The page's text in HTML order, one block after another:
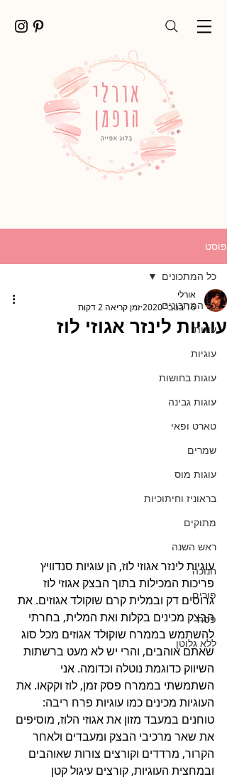
פוסט
כל המתכונים
עוגות
עוגיות
עוגות בחושות
עוגות גבינה
טארט ופאי
שמרים
עוגות מוס
בראוניז וחיתוכיות
מתוקים
ראש השנה
חנוכה
פורים
פסח
ללא גלוטן
כל המתכונים
עוגיות לינזר אגוזי לוז
אורלי
16 בנוב׳ 2020
זמן קריאה 2 דקות
עוגיות לינזר אגוזי לוז, הן עוגיות סנדוויץ
פריכות המכילות בתוך הבצק אגוזי לוז
גרוסים דק ובמלית קרם שוקולד אגוזים. את
הבצק מכינים בקלות ואת המלית, בחרתי
להשתמש בממרח שוקולד אגוזים מכל סוג
שאתם אוהבים, והרי יש לא מעט ברשתות
השיווק כדוגמת נוטלה וכדומה. אני
השתמשתי בממרח פסק זמן, לוז וקקאו. את
העוגיות מכינים כמו עוגיות פרח ריבה:
טוחנים במעבד מזון את אגוזי הלוז, מוסיפים
את שאר מרכיבי הבצק ומעבדים ולאחר
הקרור, מרדדים וקורצים צורות שאוהבים
ובמחצית העוגיות, קורצים עיגול קטן